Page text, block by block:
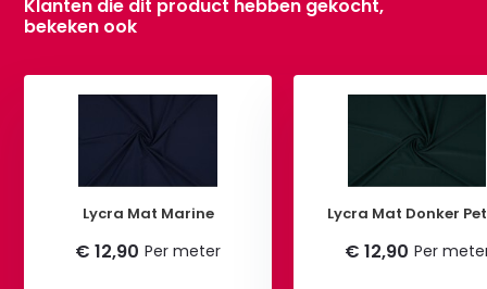
Klanten die dit product hebben gekocht,
bekeken ook
Lycra Mat Marine
€ 12,90 Per meter
Lycra Mat Donker
€ 12,90 Per